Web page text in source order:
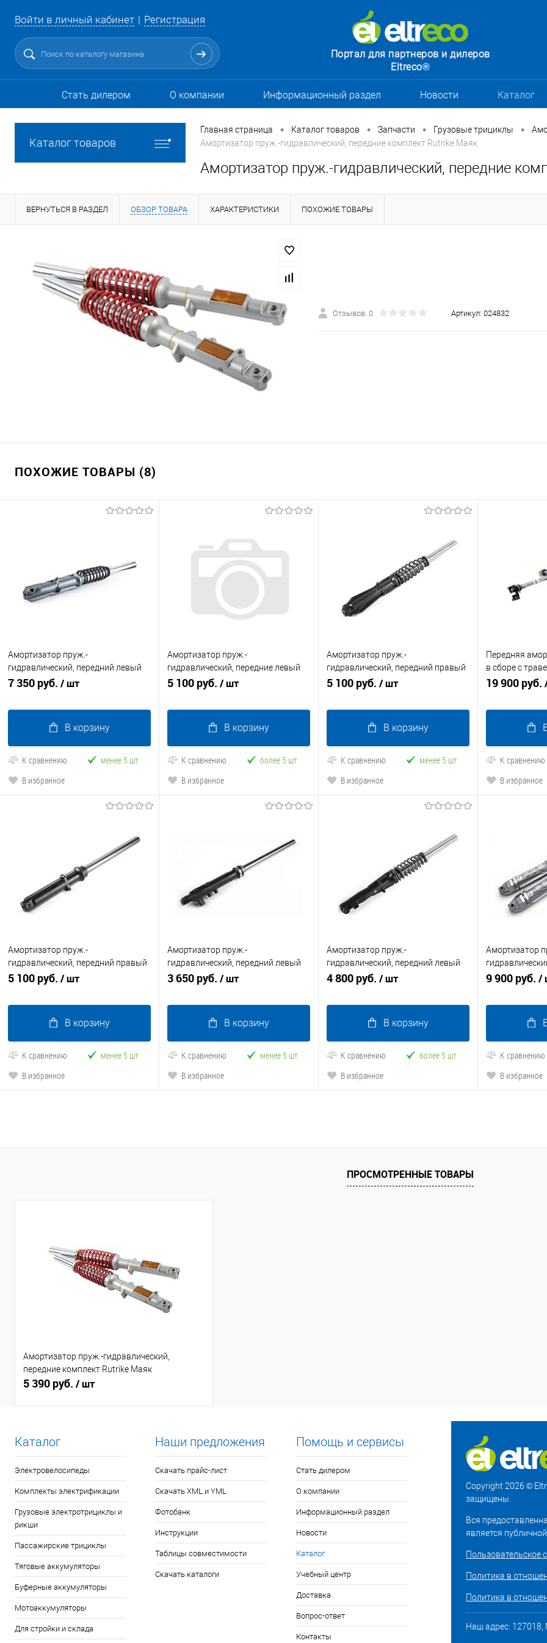
Войти в личный кабинет Регистрация
Портал для партнеров и дилеров
Eltreco®
Стать дилером О компании Информационный раздел Новости Каталог
Каталог товаров
Главная страница • Каталог товаров • Запчасти • Грузовые трициклы •
Амортизатор пруж.-гидравлический, передние комплект Rutrike Маяк
Амортизатор пруж.-гидравлический, передние
ВЕРНУТЬСЯ В РАЗДЕЛ ОБЗОР ТОВАРА ХАРАКТЕРИСТИКИ ПОХОЖИЕ ТОВАРЫ
Отзывов: 0 Артикул: 024832
ПОХОЖИЕ ТОВАРЫ (8)
Амортизатор пруж.-
гидравлический, передний левый
Эксперт Про ПЛЮС 50 мм
7 350 руб. / шт
В корзину
К сравнению
менее 5 шт
В избранное
Амортизатор пруж.-
гидравлический, передние левый
Rutrike D4 NEXT (36,9 мм)
5 100 руб. / шт
В корзину
К сравнению
более 5 шт
В избранное
Амортизатор пруж.-
гидравлический, передний правый
Атлант-У
5 100 руб. / шт
В корзину
К сравнению
менее 5 шт
В избранное
Передняя
в сборе с
2025
19 900 руб.
К сравнению
В избранное
Амортизатор пруж.-
гидравлический, передний правый
Антей-У
5 100 руб. / шт
В корзину
К сравнению
менее 5 шт
В избранное
Амортизатор пруж.-
гидравлический, передний левый
Вояж 31 мм
3 650 руб. / шт
В корзину
К сравнению
менее 5 шт
В избранное
Амортизатор пруж.-
гидравлический, передний левый
Титан NEXT
4 800 руб. / шт
В корзину
К сравнению
более 5 шт
В избранное
Амортизатор
комплект
9 900 руб. /
К сравнению
В избранное
ПРОСМОТРЕННЫЕ ТОВАРЫ
Амортизатор пруж.-гидравлический,
передние комплект Rutrike Маяк
5 390 руб. / шт
Каталог
Электровелосипеды
Комплекты электрификации
Грузовые электротрициклы и
рикши
Пассажирские трициклы
Тяговые аккумуляторы
Буферные аккумуляторы
Мотоаккумуляторы
Для стройки и склада
Наши предложения
Скачать прайс-лист
Скачать XML и YML
Фотобанк
Инструкции
Таблицы совместимости
Скачать каталоги
Помощь и сервисы
Стать дилером
О компании
Информационный раздел
Новости
Каталог
Учебный центр
Доставка
Вопрос-ответ
Контакты
Copyright 2026 ©
защищены.
Вся
является
Пользовательское
Политика в
Политика в
Наш адрес: 127018,